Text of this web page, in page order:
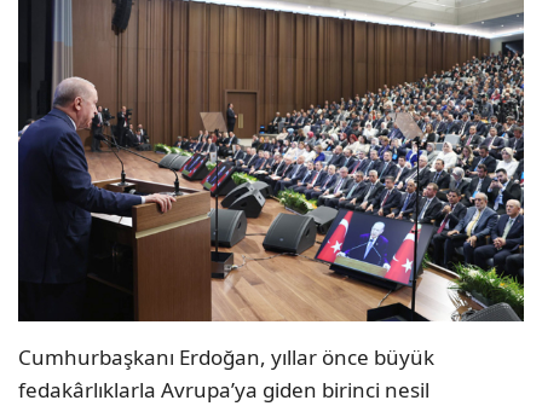
Cumhurbaşkanı Erdoğan, yıllar önce büyük
fedakârlıklarla Avrupa’ya giden birinci nesil